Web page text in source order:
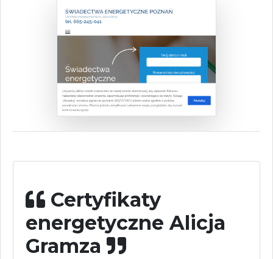
Certyfikaty
energetyczne Alicja
Gramza